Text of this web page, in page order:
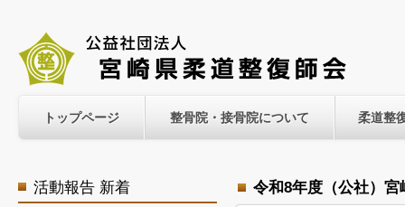
トップページ 整骨院・接骨院について 柔道整
令和8年度（公社）
活動報告 新着